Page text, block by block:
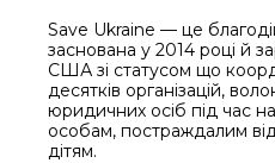
Save Ukraine — це
заснована у 2014 році й
США зі статусом що
десятків організацій,
юридичних осіб під час
особам, постраждалим
дітям.